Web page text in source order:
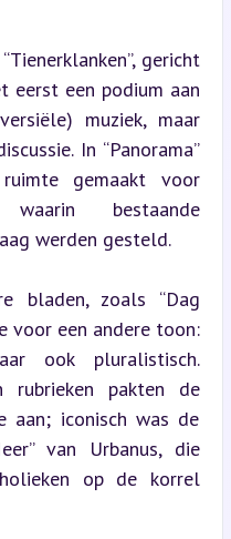
gericht
eerst een podium aan
muziek, maar
In “Panorama”
gemaakt voor
bestaande
werden gesteld.
bladen, zoals “Dag
voor een andere toon:
ook pluralistisch.
rubrieken pakten de
aan; iconisch was de
van Urbanus, die
op de korrel